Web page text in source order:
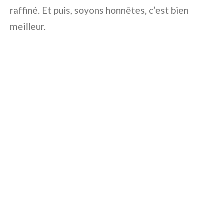
raffiné. Et puis, soyons honnêtes, c’est bien
meilleur.